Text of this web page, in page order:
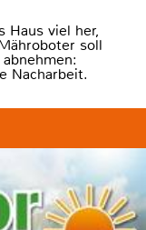
Haus viel her,
soll
Nacharbeit.